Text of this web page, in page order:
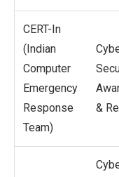
CERT-In
(Indian
Computer
Emergency
Response
Team)
&